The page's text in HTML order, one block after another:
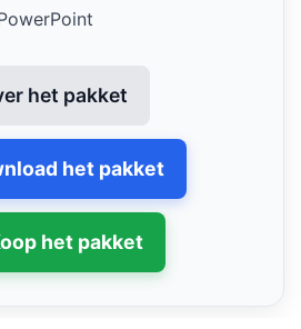
het pakket
het pakket
het pakket